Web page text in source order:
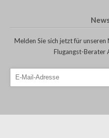
Melden Sie sich jetzt für
Flugangst-Berater